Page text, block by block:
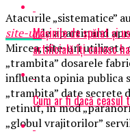
Atacurile „sistematice”
site-urile apartinand
Mircea, site-uri utilizate
„trambita” dosarele
influenta opinia publica
„trambita” date secrete
retinut, in mod
„globul vrajitorilor”
Mașinile de spălat și
artificială îți cunosc
Cum ar fi dacă